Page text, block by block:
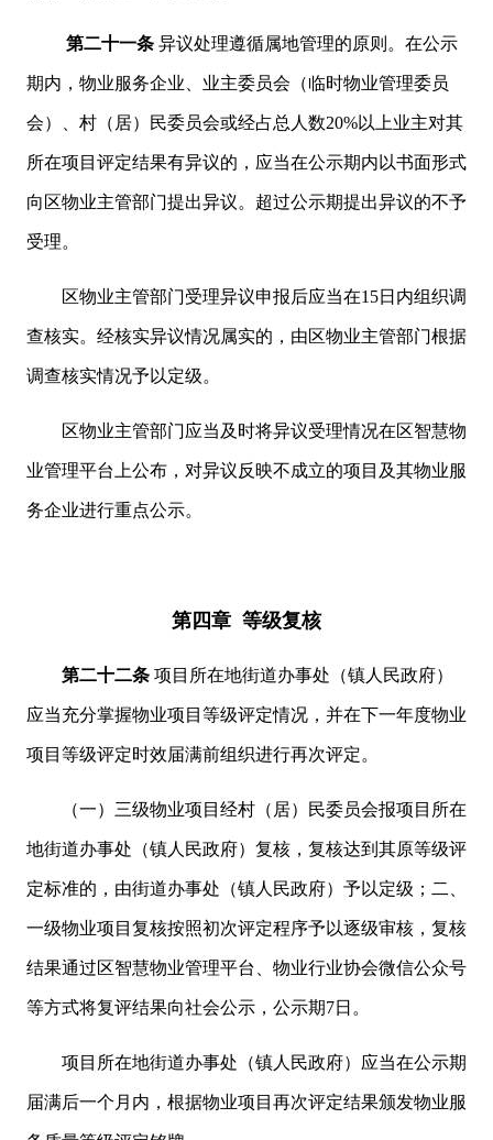
第二十一条异议处理遵循属地管理的原则。在公示
期内，物业服务企业、业主委员会（临时物业管理委员
会）、村（居）民委员会或经占总人数20%以上业主对其
所在项目评定结果有异议的，应当在公示期内以书面形式
向区物业主管部门提出异议。超过公示期提出异议的不予
受理。
区物业主管部门受理异议申报后应当在15日内组织调
查核实。经核实异议情况属实的，由区物业主管部门根据
调查核实情况予以定级。
区物业主管部门应当及时将异议受理情况在区智慧物
业管理平台上公布，对异议反映不成立的项目及其物业服
务企业进行重点公示。
第四章 等级复核
第二十二条项目所在地街道办事处（镇人民政府）
应当充分掌握物业项目等级评定情况，并在下一年度物业
项目等级评定时效届满前组织进行再次评定。
（一）三级物业项目经村（居）民委员会报项目所在
地街道办事处（镇人民政府）复核，复核达到其原等级评
定标准的，由街道办事处（镇人民政府）予以定级；二、
一级物业项目复核按照初次评定程序予以逐级审核，复核
结果通过区智慧物业管理平台、物业行业协会微信公众号
等方式将复评结果向社会公示，公示期7日。
项目所在地街道办事处（镇人民政府）应当在公示期
届满后一个月内，根据物业项目再次评定结果颁发物业服